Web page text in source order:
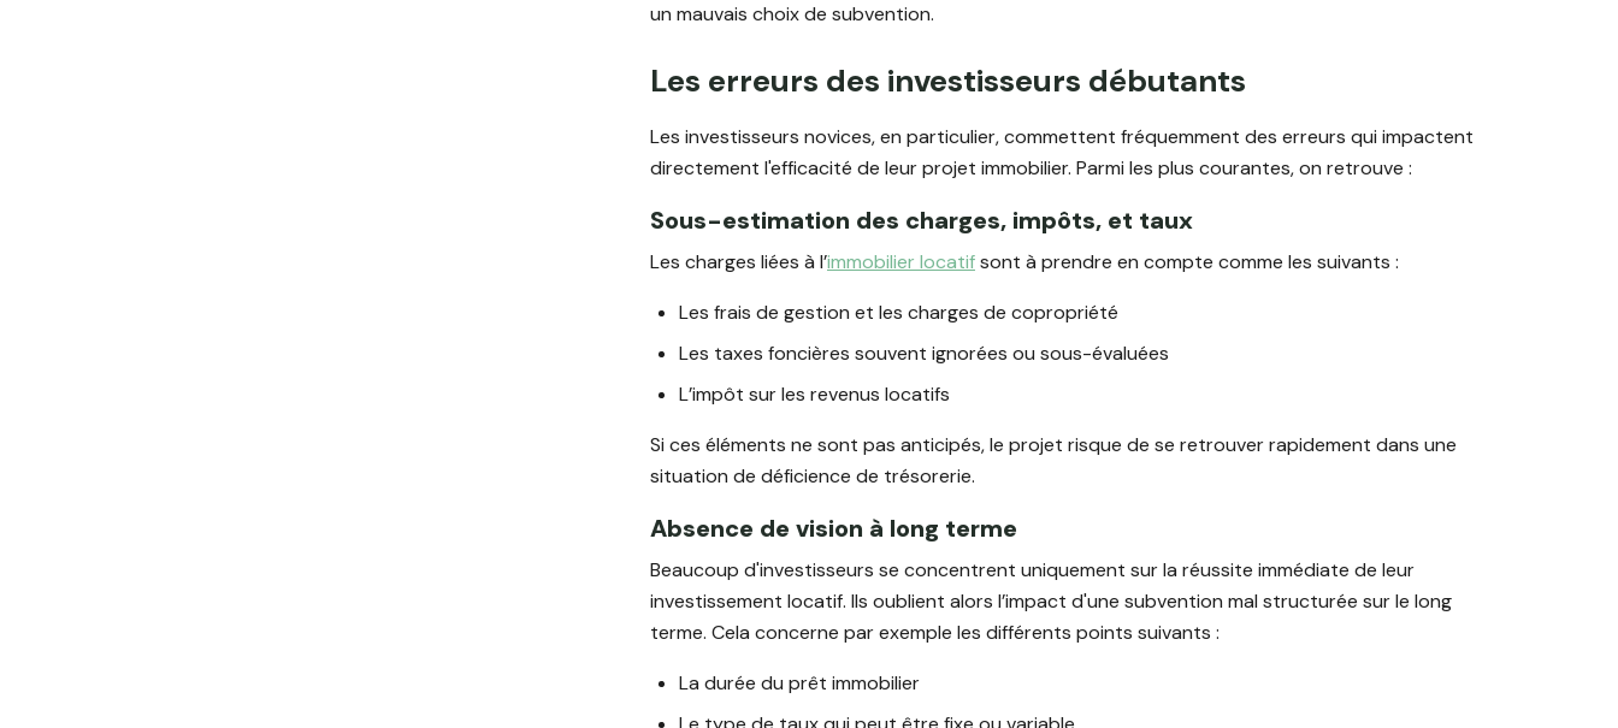
un mauvais choix de subvention.
Les erreurs des investisseurs débutants
Les investisseurs novices, en particulier, commettent fréquemment des erreurs qui impactent
directement l'efficacité de leur projet immobilier. Parmi les plus courantes, on retrouve :
Sous-estimation des charges, impôts, et taux
Les charges liées à l’immobilier locatifsont à prendre en compte comme les suivants :
Les frais de gestion et les charges de copropriété
Les taxes foncières souvent ignorées ou sous-évaluées
L’impôt sur les revenus locatifs
Si ces éléments ne sont pas anticipés, le projet risque de se retrouver rapidement dans une
situation de déficience de trésorerie.
Absence de vision à long terme
Beaucoup d'investisseurs se concentrent uniquement sur la réussite immédiate de leur
investissement locatif. Ils oublient alors l’impact d'une subvention mal structurée sur le long
terme. Cela concerne par exemple les différents points suivants :
La durée du prêt immobilier